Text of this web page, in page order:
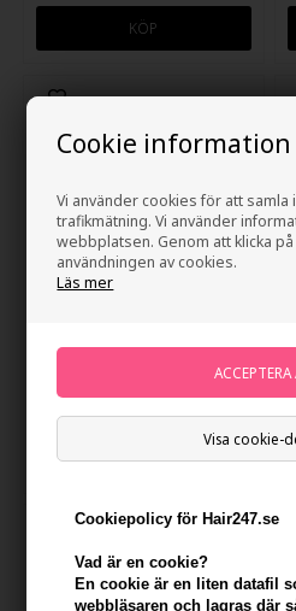
Cookie information
Vi använder cookies för att samla
trafikmätning. Vi använder
webbplatsen. Genom att klicka
användningen av cookies.
Läs mer
Visa cookie-
Cookiepolicy för Hair247.se
Vad är en cookie?
En cookie är en liten datafil
webbläsaren och lagras där
Paul Mitchell Forever Blonde
404,00 SEK